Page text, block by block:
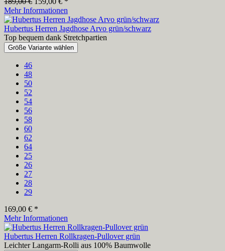
Mehr Informationen
Hubertus Herren Jagdhose Arvo grün/schwarz
Top bequem dank Stretchpartien
Größe Variante wählen
46
48
50
52
54
56
58
60
62
64
25
26
27
28
29
169,00 € *
Mehr Informationen
Hubertus Herren Rollkragen-Pullover grün
Leichter Langarm-Rolli aus 100% Baumwolle